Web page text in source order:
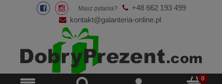
Masz pytania?
+48 662 193 499
kontakt@galanteria-online.pl